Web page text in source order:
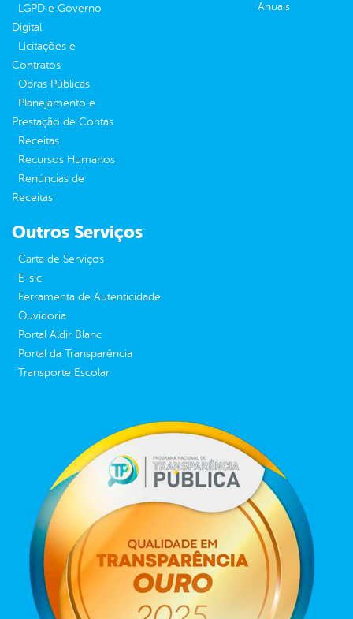
LGPD e Governo
Digital
Licitações e
Contratos
Obras Públicas
Planejamento e
Prestação de Contas
Receitas
Recursos Humanos
Renúncias de
Receitas
Anuais
Outros Serviços
Carta de Serviços
E-sic
Ferramenta de Autenticidade
Ouvidoria
Portal Aldir Blanc
Portal da Transparência
Transporte Escolar